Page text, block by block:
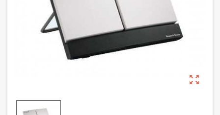
zoom_out_map